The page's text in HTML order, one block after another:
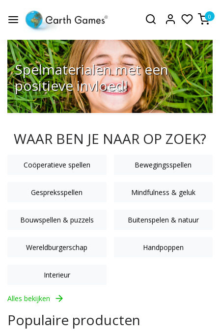
0
Spelmaterialen met een
positieve invloed!
WAAR BEN JE NAAR OP ZOEK?
Coöperatieve spellen Bewegingsspellen
Gespreksspellen Mindfulness & geluk
Bouwspellen & puzzels Buitenspelen & natuur
Wereldburgerschap Handpoppen
Interieur
Alles bekijken
Populaire producten